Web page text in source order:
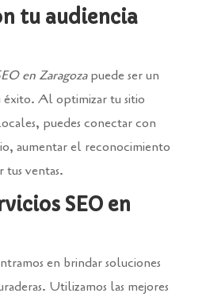
tu audiencia
en Zaragozapuede ser un
Al optimizar tu sitio
puedes conectar con
aumentar el reconocimiento
tus ventas.
SEO en
en brindar soluciones
Utilizamos las mejores